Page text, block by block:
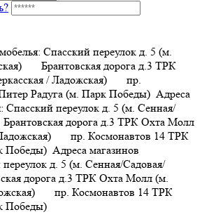
Спасский переулок д. 5 (м.
Брантовская дорога д.3 ТРК
/ Ладожская) пр.
Радуга (м. Парк Победы) Адреса
Спасский переулок д. 5 (м. Сенная/
дорога д.3 ТРК Охта Молл
Ладожская) пр. Космонавтов 14 ТРК
Победы) Адреса магазинов
д. 5 (м. Сенная/Садовая/
дорога д.3 ТРК Охта Молл (м.
пр. Космонавтов 14 ТРК
Победы)